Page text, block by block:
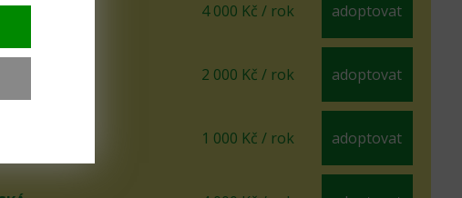
4 000 Kč / rok adoptovat
2 000 Kč / rok adoptovat
1 000 Kč / rok adoptovat